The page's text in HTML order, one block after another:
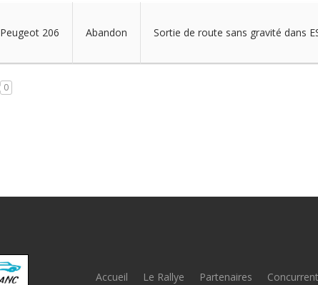
Peugeot 206 Abandon Sortie de route sans gravité dans
0
Accueil
Le Rallye Partenaires